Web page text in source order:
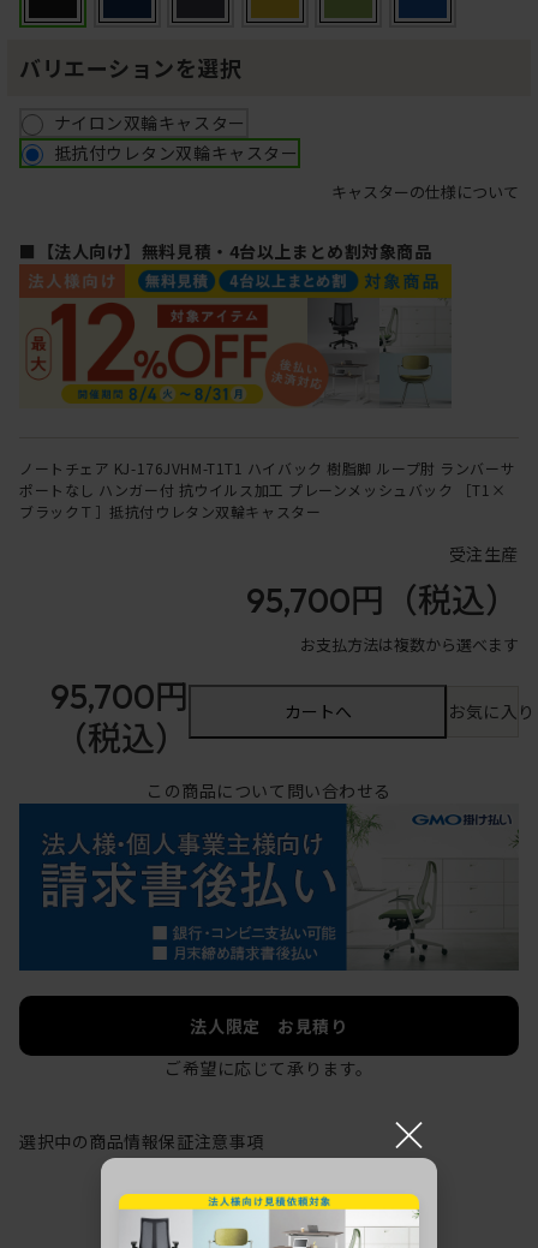
バリエーションを選択
ナイロン双輪キャスター
抵抗付ウレタン双輪キャスター
キャスターの仕様について
■【法人向け】無料見積・4台以上まとめ割対象商品
ノートチェア KJ-176JVHM-T1T1 ハイバック 樹脂脚 ループ肘 ランバーサ
ポートなし ハンガー付 抗ウイルス加工 プレーンメッシュバック ［T1×
ブラックＴ］抵抗付ウレタン双輪キャスター
受注生産
95,700円 （税込）
お支払方法は複数から選べます
95,700円
（税込）
カートへ お気に入
この商品について問い合わせる
法人限定 お見積り
ご希望に応じて承ります。
選択中の商品情報保証注意事項 ×